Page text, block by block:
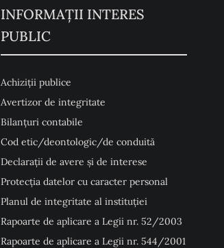
INFORMAȚII INTERES
PUBLIC
Achiziții publice
Avertizor de integritate
Bilanțuri contabile
Cod etic/deontologic/de conduită
Declarații de avere și de interese
Protecția datelor cu caracter personal
Planul de integritate al instituției
Rapoarte de aplicare a Legii nr. 52/2003
Rapoarte de aplicare a Legii nr. 544/2001